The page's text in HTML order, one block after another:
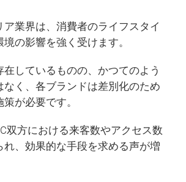
ア業界は、消費者のライフスタイ
の影響を強く受けます。
在しているものの、かつてのよう
なく、各ブランドは差別化のため
が必要です。
双方における来客数やアクセス数
れ、効果的な手段を求める声が増